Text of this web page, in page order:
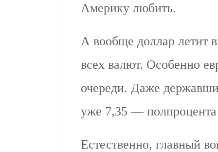
Америку любить.
А вообще доллар летит
всех валют. Особенно
очереди. Даже
уже 7,35 —
Естественно, главный